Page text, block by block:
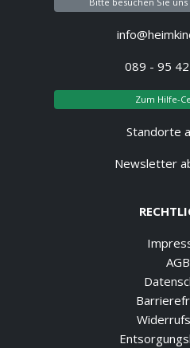
089 - 95
Zum Hilfe-
Standorte
Newsletter
AGB